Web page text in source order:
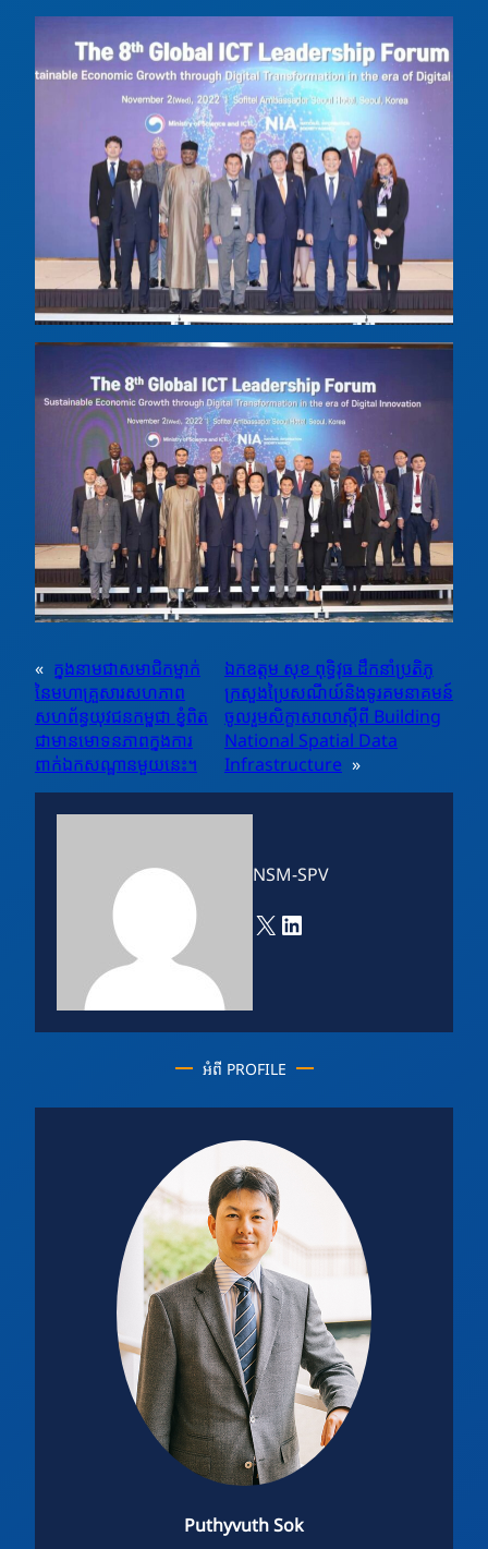
« ក្នុងនាមជាសមាជិកម្នាក់
នៃមហាគ្រួសារសហភាព
សហព័ន្ធយុវជនកម្ពុជា ខ្ញុំពិត
ជាមានមោទនភាពក្នុងការ
ពាក់ឯកសណ្ឋានមួយនេះ។
ឯកឧត្តម សុខ ពុទ្ធិវុធ ដឹកនាំប្រតិភូ
ក្រសួងប្រៃសណីយ៍និងទូរគមនាគមន៍
ចូលរួមសិក្ខាសាលាស្តីពី Building
National Spatial Data
Infrastructure »
NSM-SPV
X LinkedIn
អំពី PROFILE
Puthyvuth Sok